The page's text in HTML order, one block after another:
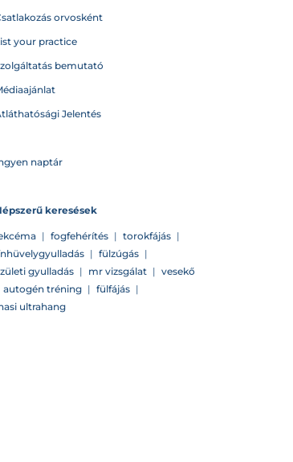
orvosként
your practice
bemutató
Jelentés
naptár
keresések
| fogfehérítés | torokfájás |
| fülzúgás |
gyulladás | mr vizsgálat | vesekő
autogén tréning | fülfájás |
ultrahang